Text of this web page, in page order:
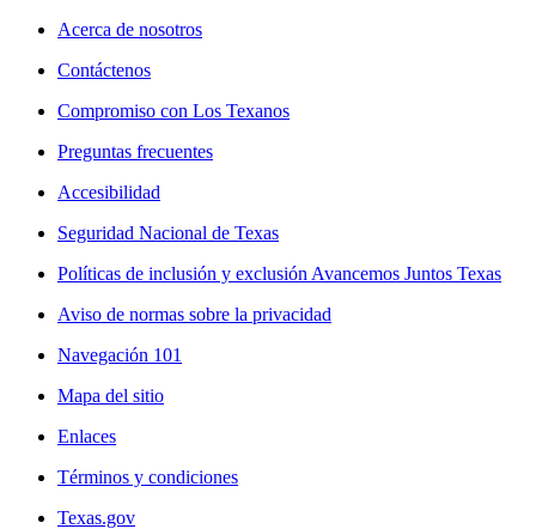
Acerca de nosotros
Contáctenos
Compromiso con Los Texanos
Preguntas frecuentes
Accesibilidad
Seguridad Nacional de Texas
Políticas de inclusión y exclusión Avancemos Juntos Texas
Aviso de normas sobre la privacidad
Navegación 101
Mapa del sitio
Enlaces
Términos y condiciones
Texas.gov